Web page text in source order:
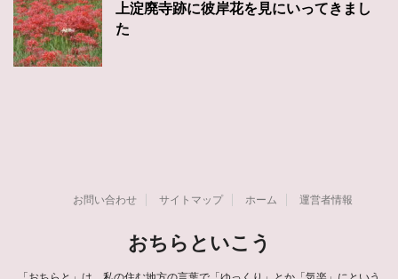
上淀廃寺跡に彼岸花を見にいってきまし
た
お問い合わせ サイトマップ ホーム 運営者情報
おちらといこう